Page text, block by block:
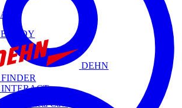
AVE
BRADY
DEHN
FINDER
INTERACT
La Triveneta Cavi